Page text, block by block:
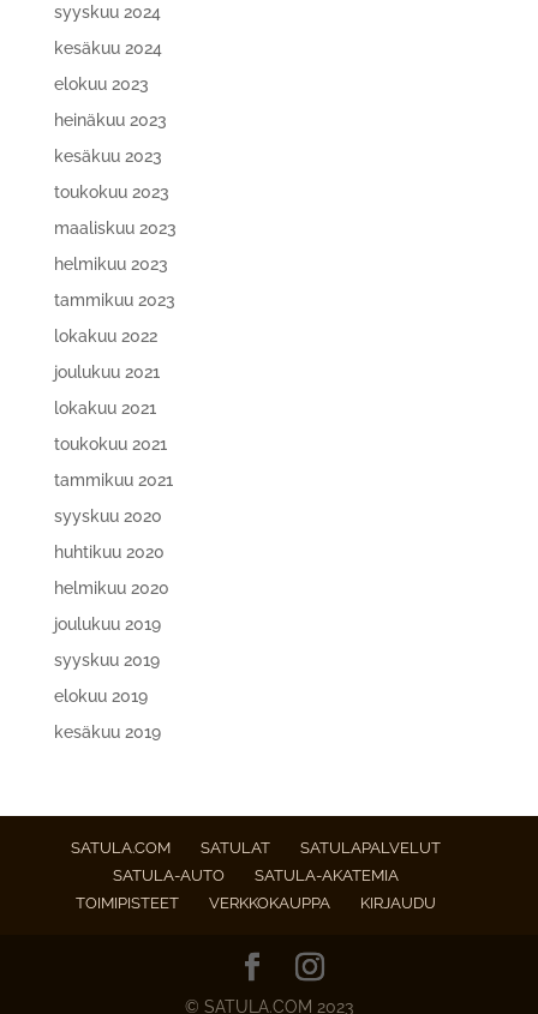
syyskuu 2024
kesäkuu 2024
elokuu 2023
heinäkuu 2023
kesäkuu 2023
toukokuu 2023
maaliskuu 2023
helmikuu 2023
tammikuu 2023
lokakuu 2022
joulukuu 2021
lokakuu 2021
toukokuu 2021
tammikuu 2021
syyskuu 2020
huhtikuu 2020
helmikuu 2020
joulukuu 2019
syyskuu 2019
elokuu 2019
kesäkuu 2019
SATULA.COM SATULAT
SATULAPALVELUT
SATULA-AUTO
SATULA-AKATEMIA
TOIMIPISTEET
VERKKOKAUPPA KIRJAUDU
© SATULA.COM 2023